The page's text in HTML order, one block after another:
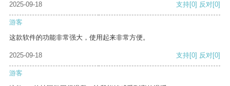
2025-09-18
支持[0] 反对[0]
游客
这款软件的功能非常强大，使用起来非常方便。
2025-09-18 支持[0] 反对[0]
游客